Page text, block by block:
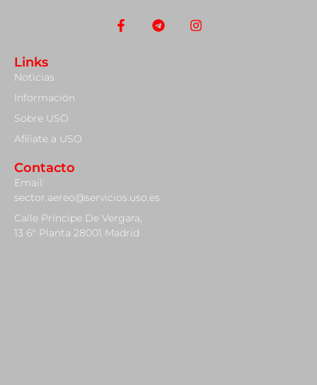
Links
Noticias
Información
Sobre USO
Afiliate a USO
Contacto
Email:
sector.aereo@servicios.uso.es
Calle Príncipe De Vergara,
13 6º Planta 28001 Madrid